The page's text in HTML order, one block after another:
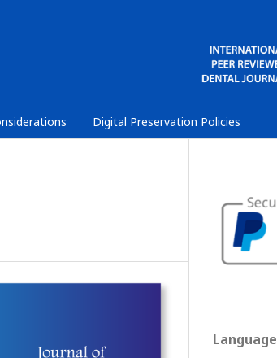
Digital Preservation Policies
Language